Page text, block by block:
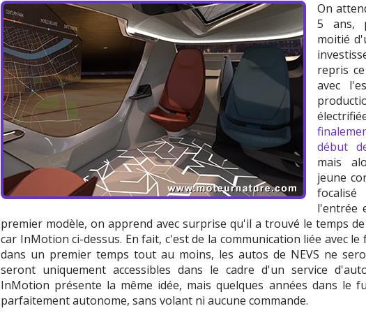
On
5 ans,
moitié
repris
avec
début
mais
jeune
l'entrée
premier modèle, on apprend avec surprise qu'il a trouvé le temps
car InMotion ci-dessus. En fait, c'est de la communication liée avec
dans un premier temps tout au moins, les autos de NEVS ne
seront uniquement accessibles dans le cadre d'un service
InMotion présente la même idée, mais quelques années dans le
parfaitement autonome, sans volant ni aucune commande.